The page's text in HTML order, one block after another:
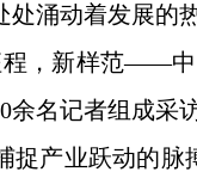
处涌动着发展的
程，新样范——
余名记者组成采
捉产业跃动的